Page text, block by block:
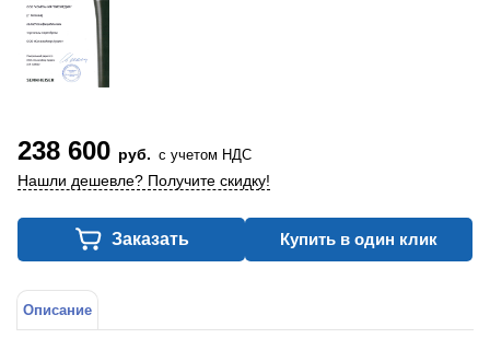
238 600 руб. с учетом НДС
Нашли дешевле? Получите скидку!
Заказать Купить в один клик
Описание